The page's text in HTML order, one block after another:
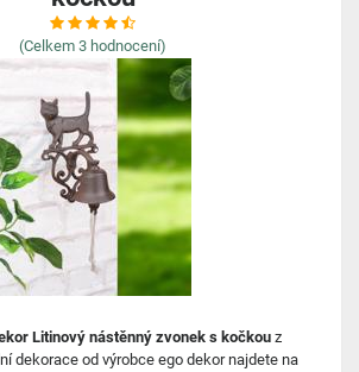
(Celkem 3 hodnocení)
Litinový nástěnný zvonek s kočkouz
dekorace od výrobce ego dekor najdete na